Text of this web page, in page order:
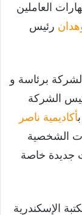
العاملين
رئيس
برئاسة و
الشركة
أكاديمية ناصر
الشخصية
جديدة خاصة
الإسكندرية